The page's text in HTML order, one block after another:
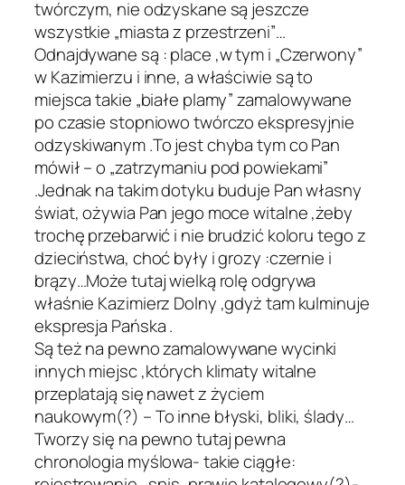
twórczym, nie odzyskane są jeszcze
wszystkie „miasta z przestrzeni”…
Odnajdywane są : place ,w tym i „Czerwony”
w Kazimierzu i inne, a właściwie są to
miejsca takie „białe plamy” zamalowywane
po czasie stopniowo twórczo ekspresyjnie
odzyskiwanym .To jest chyba tym co Pan
mówił – o „zatrzymaniu pod powiekami”
.Jednak na takim dotyku buduje Pan własny
świat, ożywia Pan jego moce witalne ,żeby
trochę przebarwić i nie brudzić koloru tego z
dzieciństwa, choć były i grozy :czernie i
brązy…Może tutaj wielką rolę odgrywa
właśnie Kazimierz Dolny ,gdyż tam kulminuje
ekspresja Pańska .
Są też na pewno zamalowywane wycinki
innych miejsc ,których klimaty witalne
przeplatają się nawet z życiem
naukowym(?) – To inne błyski, bliki, ślady…
Tworzy się na pewno tutaj pewna
chronologia myślowa- takie ciągłe: